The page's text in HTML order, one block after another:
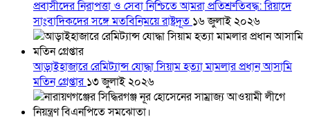
প্রবাসীদের নিরাপত্তা ও সেবা নিশ্চিতে আমরা প্রতিশ্রুতিবদ্ধ: রিয়াদে
সাংবাদিকদের সঙ্গে মতবিনিময়ে রাষ্ট্রদূত ১৬ জুলাই ২০২৬
আড়াইহাজারে রেমিট্যান্স যোদ্ধা সিয়াম হত্যা মামলার প্রধান আসামি
মতিন গ্রেপ্তার১৩ জুলাই ২০২৬